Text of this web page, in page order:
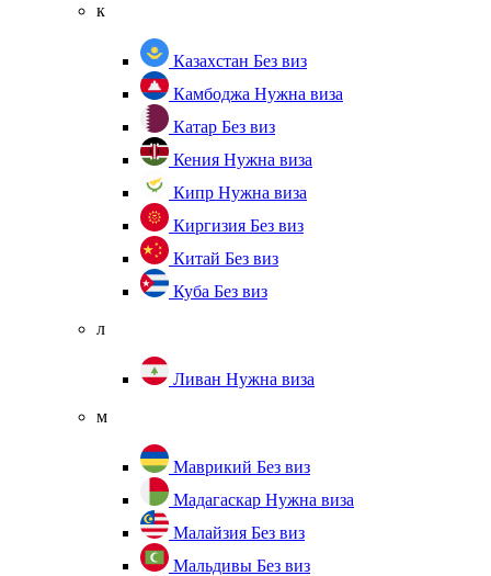
к
Казахстан Без виз
Камбоджа Нужна виза
Катар Без виз
Кения Нужна виза
Кипр Нужна виза
Киргизия Без виз
Китай Без виз
Куба Без виз
л
Ливан Нужна виза
м
Маврикий Без виз
Мадагаскар Нужна виза
Малайзия Без виз
Мальдивы Без виз